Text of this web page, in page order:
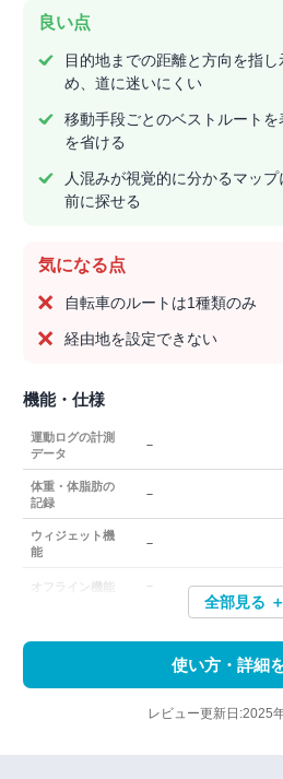
良い点
目的地までの距離と方向を指
め、道に迷いにくい
移動手段ごとのベストルート
を省ける
人混みが視覚的に分かるマッ
前に探せる
気になる点
自転車のルートは1種類のみ
経由地を設定できない
機能・仕様
運動ログの計測
データ
－
体重・体脂肪の
記録
－
ウィジェット機
能
－
オフライン機能 －
全部見る ＋
使い方・詳細
レビュー更新日:2025